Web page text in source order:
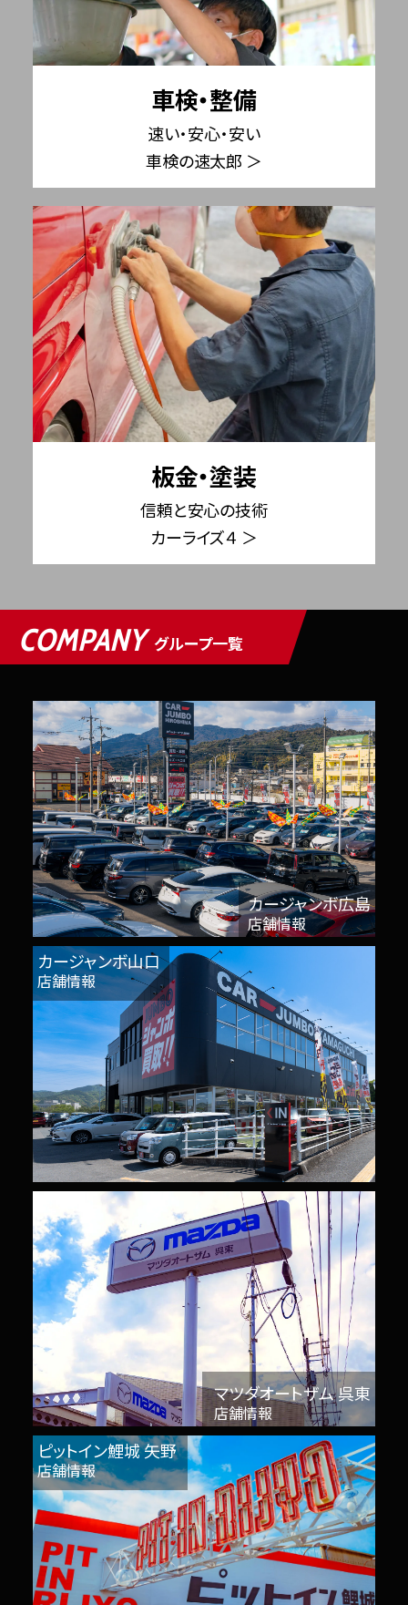
車検・整備
速い・安心・安い
車検の速太郎 ＞
板金・塗装
信頼と安心の技術
カーライズ４ ＞
COMPANY グループ一覧
カージャンボ広島
店舗情報
カージャンボ山口
店舗情報
マツダオートザム 呉東
店舗情報
ピットイン鯉城 矢野
店舗情報